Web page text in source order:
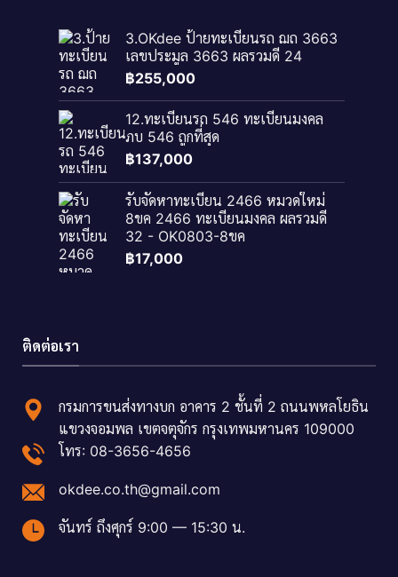
3.OKdee ป้ายทะเบียนรถ ฌถ 3663
เลขประมูล 3663 ผลรวมดี 24
฿255,000
12.ทะเบียนรถ 546 ทะเบียนมงคล
ภบ 546 ถูกที่สุด
฿137,000
รับจัดหาทะเบียน 2466 หมวดใหม่
8ขค 2466 ทะเบียนมงคล ผลรวมดี
32 - OK0803-8ขค
฿17,000
ติดต่อเรา
กรมการขนส่งทางบก อาคาร 2 ชั้นที่ 2 ถนนพหลโยธิน
แขวงจอมพล เขตจตุจักร กรุงเทพมหานคร 109000
โทร: 08-3656-4656
okdee.co.th@gmail.com
จันทร์ ถึงศุกร์ 9:00 — 15:30 น.